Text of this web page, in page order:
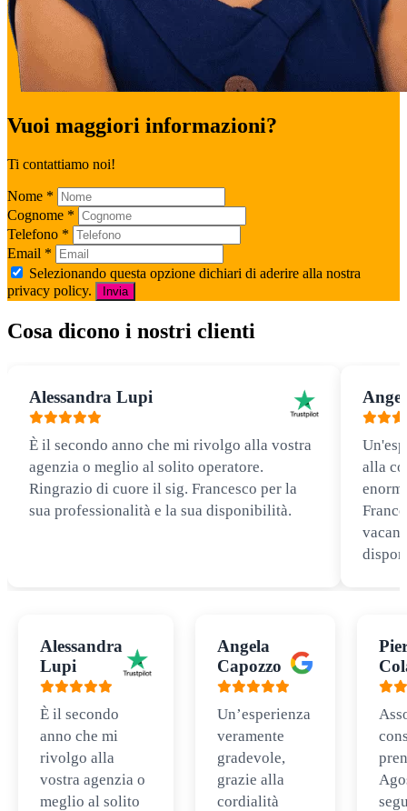
Vuoi maggiori informazioni?
Ti contattiamo noi!
Nome *
Cognome *
Telefono *
Email *
Selezionando questa opzione dichiari di aderire alla nostra
privacy policy.
Invia
Cosa dicono i nostri clienti
Alessandra Lupi
È il secondo anno che mi rivolgo alla vostra
agenzia o meglio al solito operatore.
Ringrazio di cuore il sig. Francesco per la
sua professionalità e la sua disponibilità.
alla
Alessandra
Lupi
È il secondo
anno che mi
rivolgo alla
vostra agenzia o
meglio al solito
Angela
Capozzo
Un’esperienza
veramente
gradevole,
grazie alla
cordialità